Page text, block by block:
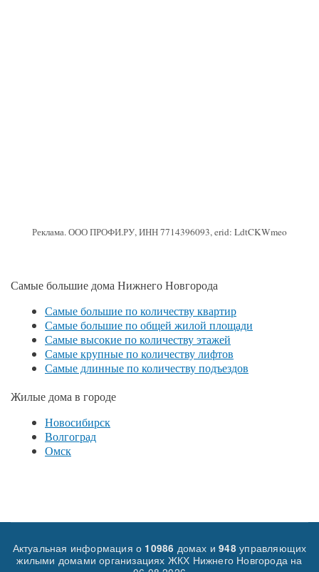
Реклама. ООО ПРОФИ.РУ, ИНН 7714396093, erid: LdtCKWmeo
Самые большие дома Нижнего Новгорода
Самые большие по количеству квартир
Самые большие по общей жилой площади
Самые высокие по количеству этажей
Самые крупные по количеству лифтов
Самые длинные по количеству подъездов
Жилые дома в городе
Новосибирск
Волгоград
Омск
Актуальная информация о 10986 домах и948управляющих
жилыми домами организациях ЖКХ Нижнего Новгорода на